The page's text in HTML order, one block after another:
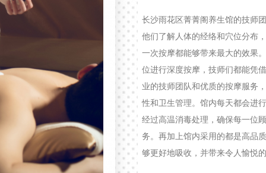
长沙雨花区菁菁阁养生馆的技师
他们了解人体的经络和穴位分布
一次按摩都能够带来最大的效果
位进行深度按摩，技师们都能凭
业的技师团队和优质的按摩服务
性和卫生管理。馆内每天都会进
经过高温消毒处理，确保每一位
务。再加上馆内采用的都是高品
够更好地吸收，并带来令人愉悦